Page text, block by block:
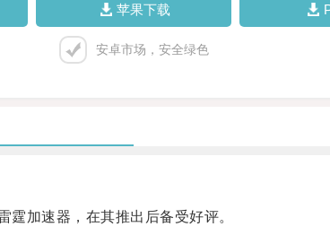
苹果下载
安卓市场，安全绿色
加速器，在其推出后备受好评。